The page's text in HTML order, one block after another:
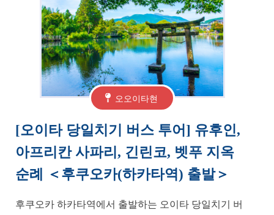
오오이타현
[오이타 당일치기 버스 투어] 유후인,
아프리칸 사파리, 긴린코, 벳푸 지옥
순례 ＜후쿠오카(하카타역) 출발＞
후쿠오카 하카타역에서 출발하는 오이타 당일치기 버